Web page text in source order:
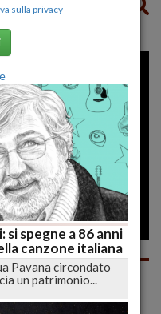
a Fumetti #1721 |
sulla privacy
si spegne a 86 anni
canzone italiana
Pavana circondato
un patrimonio...